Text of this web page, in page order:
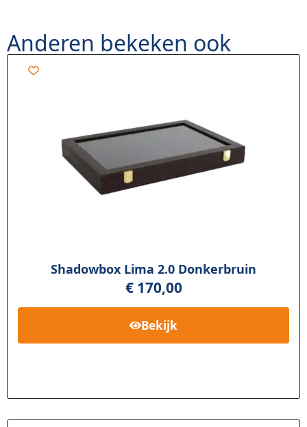
Anderen bekeken ook
Shadowbox Lima 2.0 Donkerbruin
€170,00
Bekijk